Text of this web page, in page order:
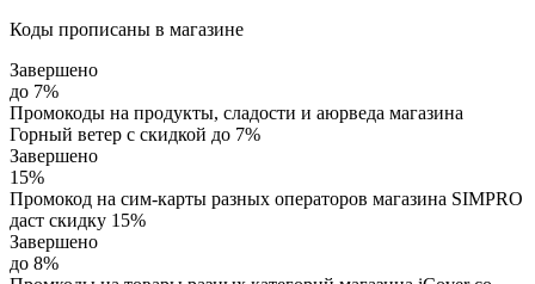
Коды прописаны в магазине
Завершено
до 7%
Промокоды на продукты, сладости и аюрведа магазина
Горный ветер с скидкой до 7%
Завершено
15%
Промокод на сим-карты разных операторов магазина SIMPRO
даст скидку 15%
Завершено
до 8%